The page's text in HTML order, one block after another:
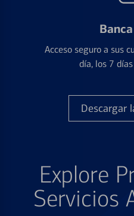
Acceso seguro a sus
día, los 7
Descargar
Explore
Servicios